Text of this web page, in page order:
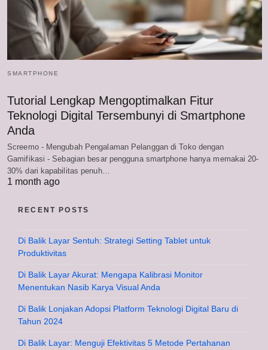
SMARTPHONE
Tutorial Lengkap Mengoptimalkan Fitur
Teknologi Digital Tersembunyi di Smartphone
Anda
Screemo - Mengubah Pengalaman Pelanggan di Toko dengan
Gamifikasi - Sebagian besar pengguna smartphone hanya memakai 20-
30% dari kapabilitas penuh…
1 month ago
RECENT POSTS
Di Balik Layar Sentuh: Strategi Setting Tablet untuk
Produktivitas
Di Balik Layar Akurat: Mengapa Kalibrasi Monitor
Menentukan Nasib Karya Visual Anda
Di Balik Lonjakan Adopsi Platform Teknologi Digital Baru di
Tahun 2024
Di Balik Layar: Menguji Efektivitas 5 Metode Pertahanan